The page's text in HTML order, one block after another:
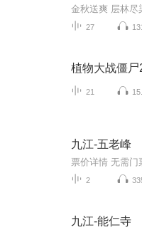
27
植物大战僵
21
九江-五老峰
2
九江-能仁寺